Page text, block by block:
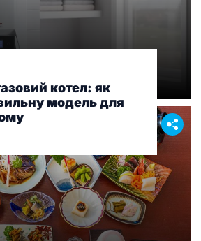
котел: як
модель для